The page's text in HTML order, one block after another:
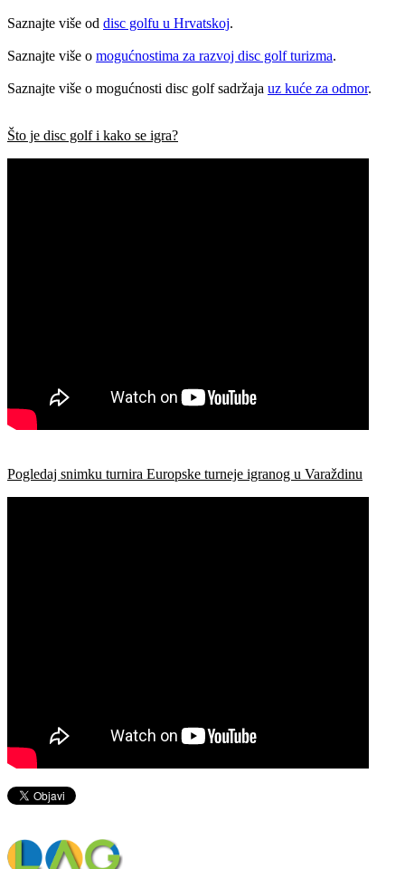
Saznajte više od disc golfu u Hrvatskoj.
Saznajte više o mogućnostima za razvoj disc golf turizma.
Saznajte više o mogućnosti disc golf sadržaja uz kuće za odmor.
Što je disc golf i kako se igra?
Pogledaj snimku turnira Europske turneje igranog u Varaždinu